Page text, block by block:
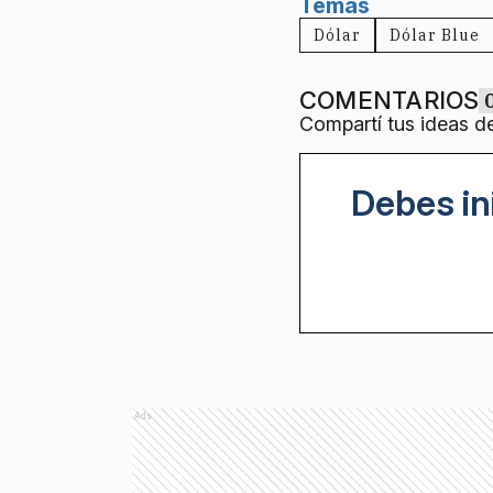
Temas
Dólar Dólar Blue
COMENTARIOS
Compartí tus ideas
Debes
Ads